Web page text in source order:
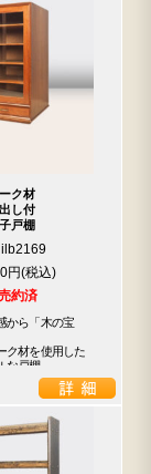
ク材
し付
戸棚
円
約済
から「木の宝
ク材を使用した
戸棚
検索
芸 踏台